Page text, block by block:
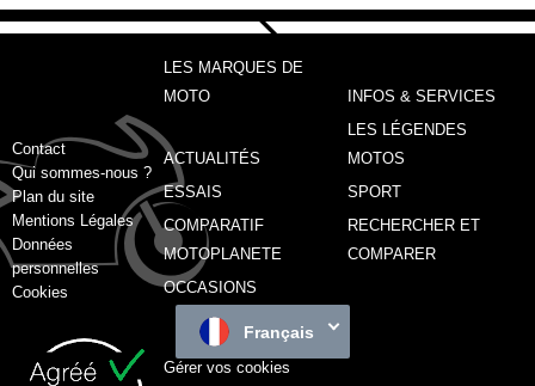
Contact
Qui sommes-nous ?
Plan du site
Mentions Légales
Données
personnelles
Cookies
LES MARQUES DE
MOTO
INFOS & SERVICES
ACTUALITÉS
LES LÉGENDES
MOTOS
ESSAIS
SPORT
COMPARATIF
MOTOPLANETE
RECHERCHER ET
COMPARER
OCCASIONS
Français
Gérer vos cookies